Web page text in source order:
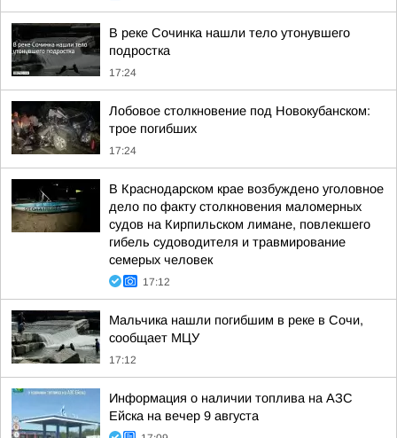
В реке Сочинка нашли тело утонувшего
подростка
17:24
Лобовое столкновение под Новокубанском:
трое погибших
17:24
В Краснодарском крае возбуждено уголовное
дело по факту столкновения маломерных
судов на Кирпильском лимане, повлекшего
гибель судоводителя и травмирование
семерых человек
17:12
Мальчика нашли погибшим в реке в Сочи,
сообщает МЦУ
17:12
Информация о наличии топлива на АЗС
Ейска на вечер 9 августа